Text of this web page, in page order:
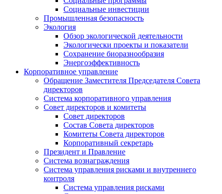
Социальные инвестиции
Промышленная безопасность
Экология
Обзор экологической деятельности
Экологически проекты и показатели
Сохранение биоразнообразия
Энергоэффективность
Корпоративное управление
Обращение Заместителя Председателя Совета
директоров
Система корпоративного управления
Совет директоров и комитеты
Совет директоров
Состав Совета директоров
Комитеты Совета директоров
Корпоративный секретарь
Президент и Правление
Система вознаграждения
Система управления рисками и внутреннего
контроля
Система управления рисками